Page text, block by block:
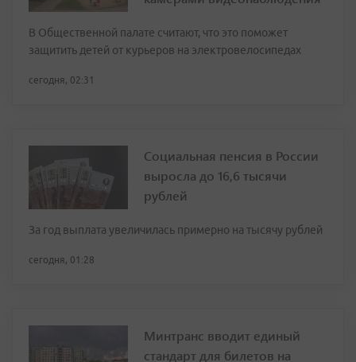
В Общественной палате считают, что это поможет
защитить детей от курьеров на электровелосипедах
сегодня, 02:31
Социальная пенсия в России
выросла до 16,6 тысячи
рублей
За год выплата увеличилась примерно на тысячу рублей
сегодня, 01:28
Минтранс вводит единый
стандарт для билетов на